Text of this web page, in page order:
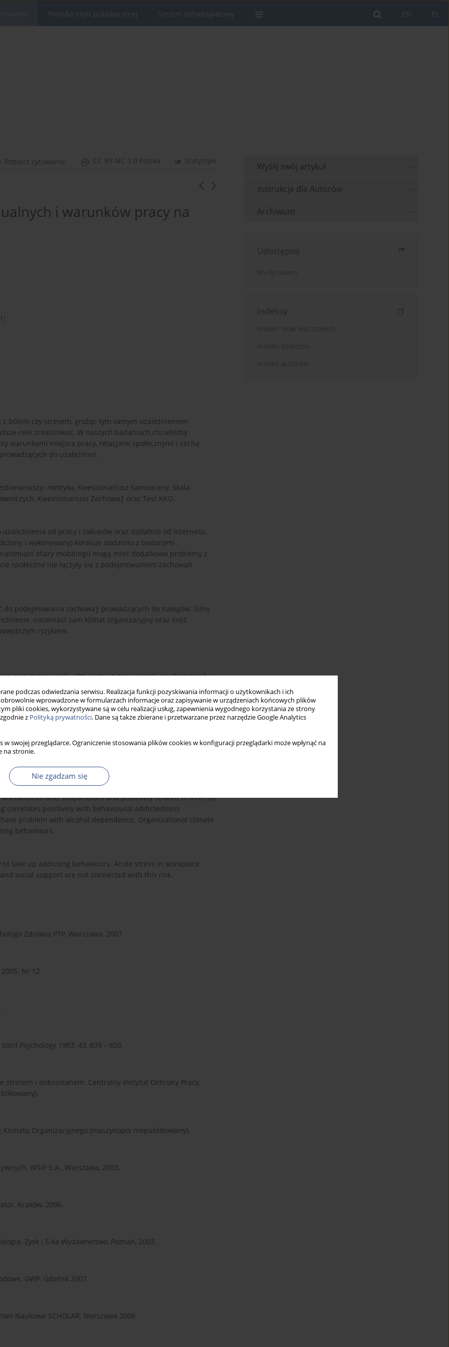
podczas odwiedzania serwisu. Realizacja funkcji pozyskiwania informacji o użytkownikach i ich
wprowadzone w formularzach informacje oraz zapisywanie w urządzeniach końcowych plików
pliki cookies, wykorzystywane są w celu realizacji usług, zapewnienia wygodnego korzystania ze strony
z Polityką prywatności. Dane są także zbierane i przetwarzane przez narzędzie Google Analytics
w swojej przeglądarce. Ograniczenie stosowania plików cookies w konfiguracji przeglądarki może wpłynąć na
na stronie.
Nie zgadzam się
PL
EN
Polityka etyki publikacyjnej System antyplagiatowy
Statystyki
CC BY-NC 3.0 Polska
Pobierz cytowanie
i warunków pracy na
bólem czy stresem, grożąc tym samym uzależnieniem
cele zrealizować. W naszych badaniach chcieliśmy
warunkami miejsca pracy, relacjami społecznymi i cechą
do uzależnień.
metryka, Kwestionariusz Samooceny, Skala
Kwestionariusz Zachowaƒ oraz Test KKO.
od pracy i zakupów oraz dodatnio od Internetu.
i wykonywany) koreluje dodatnio z badanymi
ofiary mobbingu mogą mieć dodatkowo problemy z
społeczne nie łączyły się z podejmowaniem zachowań
do podejmowania zachowaƒ prowadzących do nałogów. Silny
natomiast sam klimat organizacyjny oraz ilość
ryzykiem.
and stress easily. Although, at once people are threaten by
to help to gain goals. The aim of our research is to
social relations, individual features and tendency to take
which features there are to describe it.
socio-demographic variables, Self-estimation
Scale, Behaviour Questionnaire and Organizational
and shopaholism and positively related to Internet
correlates positively with behavioural addictedness
problem with alcohol dependence. Organizational climate
behaviours.
take up addicting behaviours. Acute stress in workplace
social support are not connected with this risk.
Zdrowia PTP, Warszawa, 2007.
Nr 12.
Psychology 1983: 43, 839 – 850.
stresem i dobrostanem. Centralny Instytut Ochrony Pracy,
Organizacyjnego (maszynopis niepublikowany).
WSiP S.A., Warszawa, 2003.
Kraków, 2006.
Zysk i S-ka Wydawnictwo, Poznań, 2003.
GWP, Gdańsk 2007.
Naukowe SCHOLAR, Warszawa 2008.
Wyślij swój artykuł
Instrukcje dla Autorów
Archiwum
Udostępnij
Wyślij mailem
Indeksy
Indeks słów kluczowych
Indeks dziedzin
Indeks autorów